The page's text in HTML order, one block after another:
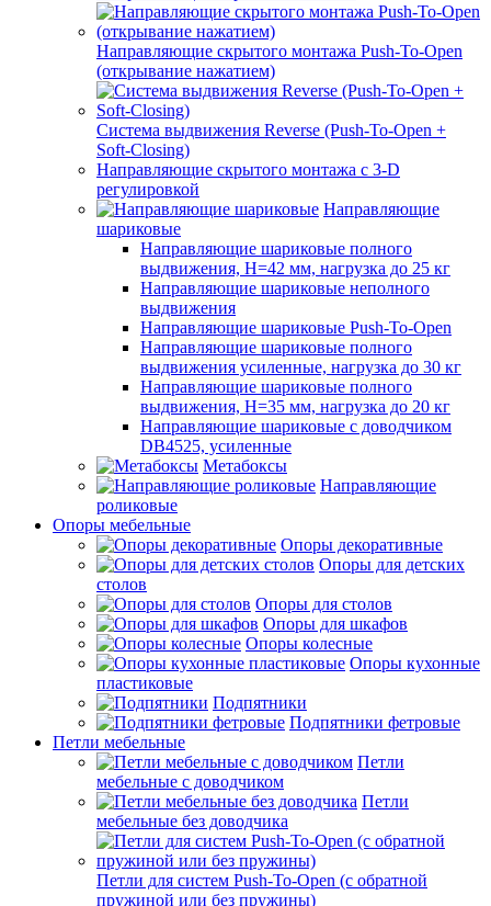
Направляющие скрытого монтажа Push-To-Open
(открывание нажатием)
Система выдвижения Reverse (Push-To-Open +
Soft-Closing)
Направляющие скрытого монтажа с 3-D
регулировкой
Направляющие
шариковые
Направляющие шариковые полного
выдвижения, H=42 мм, нагрузка до 25 кг
Направляющие шариковые неполного
выдвижения
Направляющие шариковые Push-To-Open
Направляющие шариковые полного
выдвижения усиленные, нагрузка до 30 кг
Направляющие шариковые полного
выдвижения, H=35 мм, нагрузка до 20 кг
Направляющие шариковые с доводчиком
DB4525, усиленные
Метабоксы
Направляющие
роликовые
Опоры мебельные
Опоры декоративные
Опоры для детских
столов
Опоры для столов
Опоры для шкафов
Опоры колесные
Опоры кухонные
пластиковые
Подпятники
Подпятники фетровые
Петли мебельные
Петли
мебельные с доводчиком
Петли
мебельные без доводчика
Петли для систем Push-To-Open (с обратной
пружиной или без пружины)